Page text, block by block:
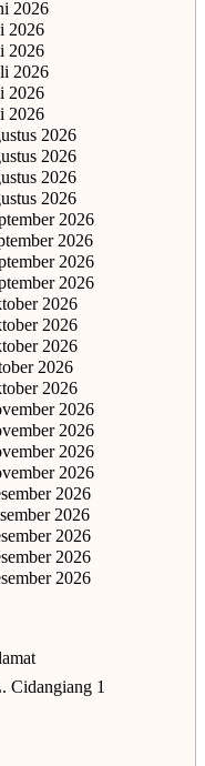
2026
2026
2026
2026
2026
2026
2026
2026
2026
2026
2026
2026
2026
2026
2026
2026
2026
2026
2026
2026
2026
2026
2026
2026
2026
2026
2026
2026
Cidangiang 1